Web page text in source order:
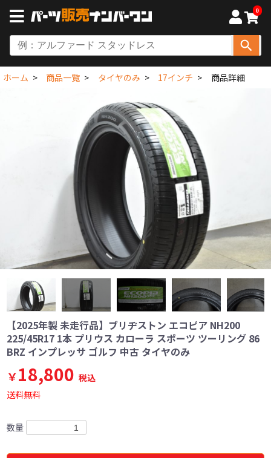
0
ホーム 商品一覧 タイヤのみ 17インチ 商品詳細
【2025年製 未走行品】ブリヂストン エコピア NH200
225/45R17 1本 プリウス カローラ スポーツ ツーリング 86
BRZ インプレッサ ゴルフ 中古 タイヤのみ
￥18,800 税込
送料無料
数量